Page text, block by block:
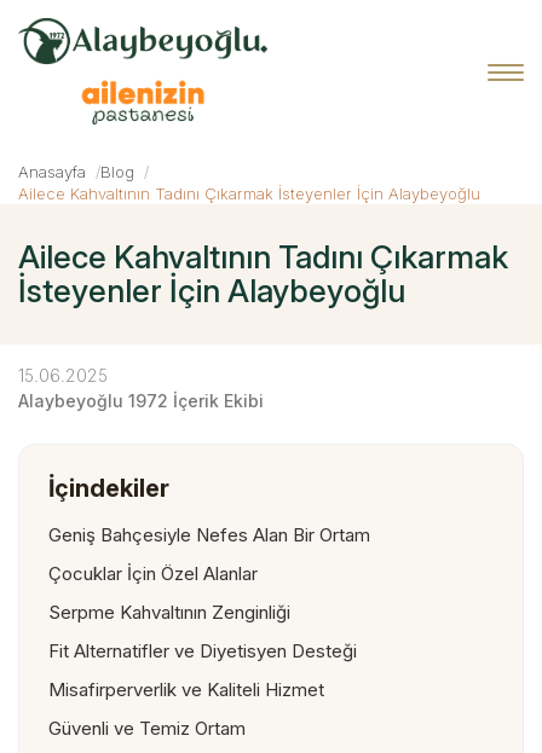
Anasayfa
Blog
Ailece Kahvaltının Tadını Çıkarmak İsteyenler İçin Alaybeyoğlu
Ailece Kahvaltının Tadını Çıkarmak
İsteyenler İçin Alaybeyoğlu
15.06.2025
Alaybeyoğlu 1972 İçerik Ekibi
İçindekiler
Geniş Bahçesiyle Nefes Alan Bir Ortam
Çocuklar İçin Özel Alanlar
Serpme Kahvaltının Zenginliği
Fit Alternatifler ve Diyetisyen Desteği
Misafirperverlik ve Kaliteli Hizmet
Güvenli ve Temiz Ortam